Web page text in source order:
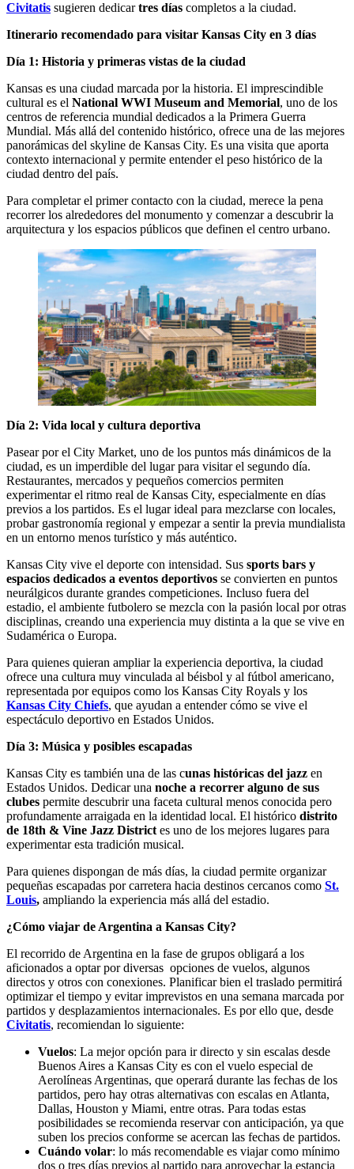
Civitatis sugieren dedicartres días completos a la ciudad.
Itinerario recomendado para visitar Kansas City en 3 días
Día 1: Historia y primeras vistas de la ciudad
Kansas es una ciudad marcada por la historia. El imprescindible
cultural es el National WWI Museum and Memorial, uno de los
centros de referencia mundial dedicados a la Primera Guerra
Mundial. Más allá del contenido histórico, ofrece una de las mejores
panorámicas del skyline de Kansas City. Es una visita que aporta
contexto internacional y permite entender el peso histórico de la
ciudad dentro del país.
Para completar el primer contacto con la ciudad, merece la pena
recorrer los alrededores del monumento y comenzar a descubrir la
arquitectura y los espacios públicos que definen el centro urbano.
Día 2: Vida local y cultura deportiva
Pasear por el City Market, uno de los puntos más dinámicos de la
ciudad, es un imperdible del lugar para visitar el segundo día.
Restaurantes, mercados y pequeños comercios permiten
experimentar el ritmo real de Kansas City, especialmente en días
previos a los partidos. Es el lugar ideal para mezclarse con locales,
probar gastronomía regional y empezar a sentir la previa mundialista
en un entorno menos turístico y más auténtico.
Kansas City vive el deporte con intensidad. Sus sports bars y
espacios dedicados a eventos deportivos se convierten en puntos
neurálgicos durante grandes competiciones. Incluso fuera del
estadio, el ambiente futbolero se mezcla con la pasión local por otras
disciplinas, creando una experiencia muy distinta a la que se vive en
Sudamérica o Europa.
Para quienes quieran ampliar la experiencia deportiva, la ciudad
ofrece una cultura muy vinculada al béisbol y al fútbol americano,
representada por equipos como los Kansas City Royals y los
Kansas City Chiefs, que ayudan a entender cómo se vive el
espectáculo deportivo en Estados Unidos.
Día 3: Música y posibles escapadas
Kansas City es también una de las cunas históricas del jazz en
Estados Unidos. Dedicar una noche a recorrer alguno de sus
clubes permite descubrir una faceta cultural menos conocida pero
profundamente arraigada en la identidad local. El histórico distrito
de 18th & Vine Jazz District es uno de los mejores lugares para
experimentar esta tradición musical.
Para quienes dispongan de más días, la ciudad permite organizar
pequeñas escapadas por carretera hacia destinos cercanos como St.
Louis, ampliando la experiencia más allá del estadio.
¿Cómo viajar de Argentina a Kansas City?
El recorrido de Argentina en la fase de grupos obligará a los
aficionados a optar por diversas opciones de vuelos, algunos
directos y otros con conexiones. Planificar bien el traslado permitirá
optimizar el tiempo y evitar imprevistos en una semana marcada por
partidos y desplazamientos internacionales. Es por ello que, desde
Civitatis, recomiendan lo siguiente:
Vuelos: La mejor opción para ir directo y sin escalas desde
Buenos Aires a Kansas City es con el vuelo especial de
Aerolíneas Argentinas, que operará durante las fechas de los
partidos, pero hay otras alternativas con escalas en Atlanta,
Dallas, Houston y Miami, entre otras. Para todas estas
posibilidades se recomienda reservar con anticipación, ya que
suben los precios conforme se acercan las fechas de partidos.
Cuándo volar: lo más recomendable es viajar como mínimo
dos o tres días previos al partido para aprovechar la estancia